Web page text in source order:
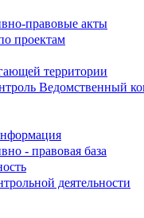
правовые акты
проектам
территории
Ведомственный
- правовая база
деятельности